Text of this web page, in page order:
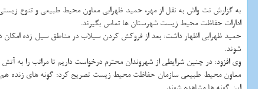
به گزارش نت واش به نقل از مهر، حمید ظهرابی معاون محیط طبیعی و تنوع
ادارات حفاظت محیط زیست شهرستان ها تماس بگیرند.
حمید ظهرابی اظهار داشت: بعد از فروكش كردن سیلاب در مناطق سیل زده
شوند.
وی افزود: در چنین شرایطی از شهروندان محترم درخواست داریم تا مراتب را به
معاون محیط طبیعی سازمان حفاظت محیط زیست تصریح كرد: گونه های زنده هم